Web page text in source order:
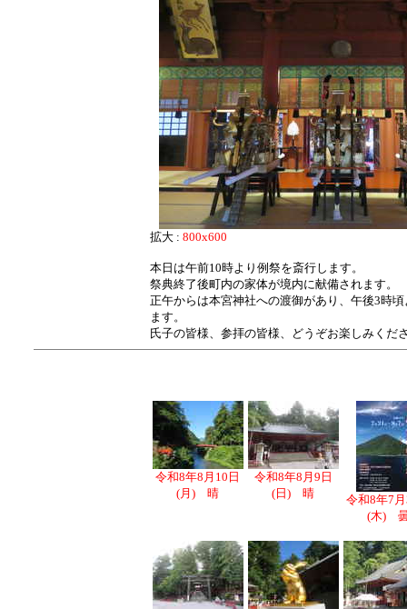
拡大 : 800x600
本日は午前10時より例祭を斎行します。
祭典終了後町内の家体が境内に献備されます。
正午からは本宮神社への渡御があり、午後3時
ます。
氏子の皆様、参拝の皆様、どうぞお楽しみくだ
令和8年8月10日
(月) 晴
令和8年8月9日
(日) 晴
令和8年7
(木)